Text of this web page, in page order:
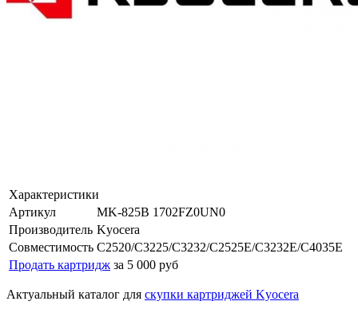
Характеристики
Артикул
MK-825B 1702FZ0UN0
Производитель Kyocera
Совместимость C2520/C3225/C3232/C2525E/C3232E/C4035E
Продать картридж за 5 000 руб
Актуальный каталог для скупки картриджей Kyocera